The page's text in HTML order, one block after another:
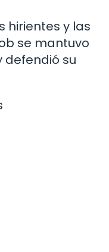
hirientes y las
se mantuvo
defendió su